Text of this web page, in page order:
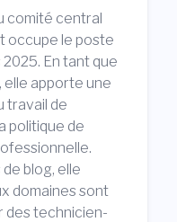
comité central
occupe le poste
En tant que
apporte une
travail de
politique de
blog, elle
domaines sont
des technicien-